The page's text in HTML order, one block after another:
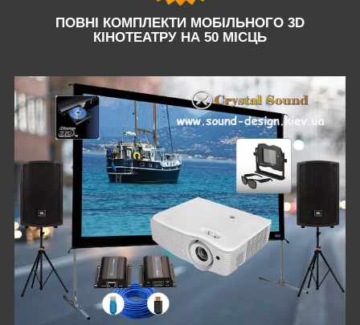
ПОВНІ КОМПЛЕКТИ МОБІЛЬНОГО 3D
КІНОТЕАТРУ НА 50 МІСЦЬ